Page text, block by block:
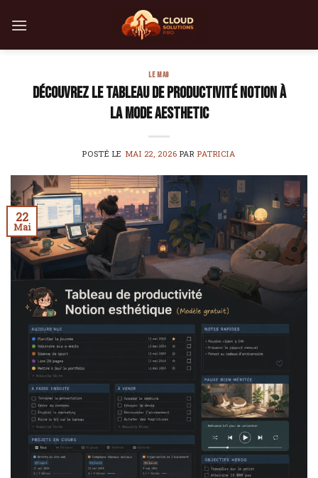
LE MAG
Découvrez le tableau de productivité Notion à
la mode Aesthetic
POSTÉ LE MAI 22, 2026 PARPATRICIA
22
Mai